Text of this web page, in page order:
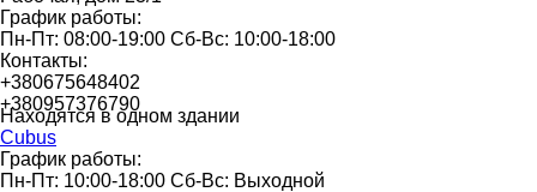
График работы:
Пн-Пт: 08:00-19:00 Сб-Вс: 10:00-18:00
Контакты:
+380675648402
+380957376790
Находятся в одном здании
Cubus
График работы:
Пн-Пт: 10:00-18:00 Сб-Вс: Выходной